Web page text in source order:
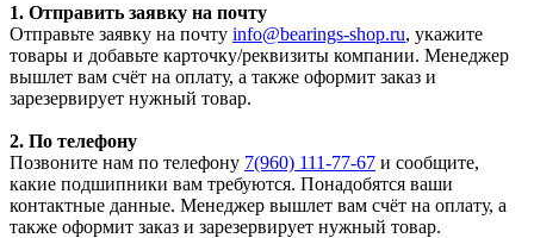
1. Отправить заявку на почту
Отправьте заявку на почту info@bearings-shop.ru, укажите
товары и добавьте карточку/реквизиты компании. Менеджер
вышлет вам счёт на оплату, а также оформит заказ и
зарезервирует нужный товар.
2. По телефону
Позвоните нам по телефону 7(960) 111-77-67 и сообщите,
какие подшипники вам требуются. Понадобятся ваши
контактные данные. Менеджер вышлет вам счёт на оплату, а
также оформит заказ и зарезервирует нужный товар.